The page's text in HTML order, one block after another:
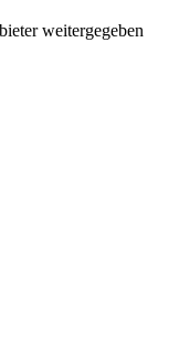
weitergegeben